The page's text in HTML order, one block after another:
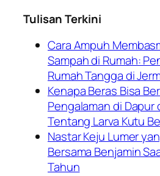
Tulisan Terkini
Cara Ampuh
Sampah di Rumah:
Rumah Tangga di
Kenapa Beras Bisa
Pengalaman di Dapur
Tentang Larva Kutu
Nastar Keju Lumer
Bersama Benjamin
Tahun